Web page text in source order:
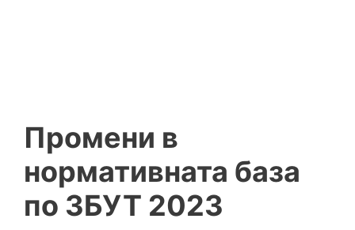
Промени в
нормативната база
по ЗБУТ 2023